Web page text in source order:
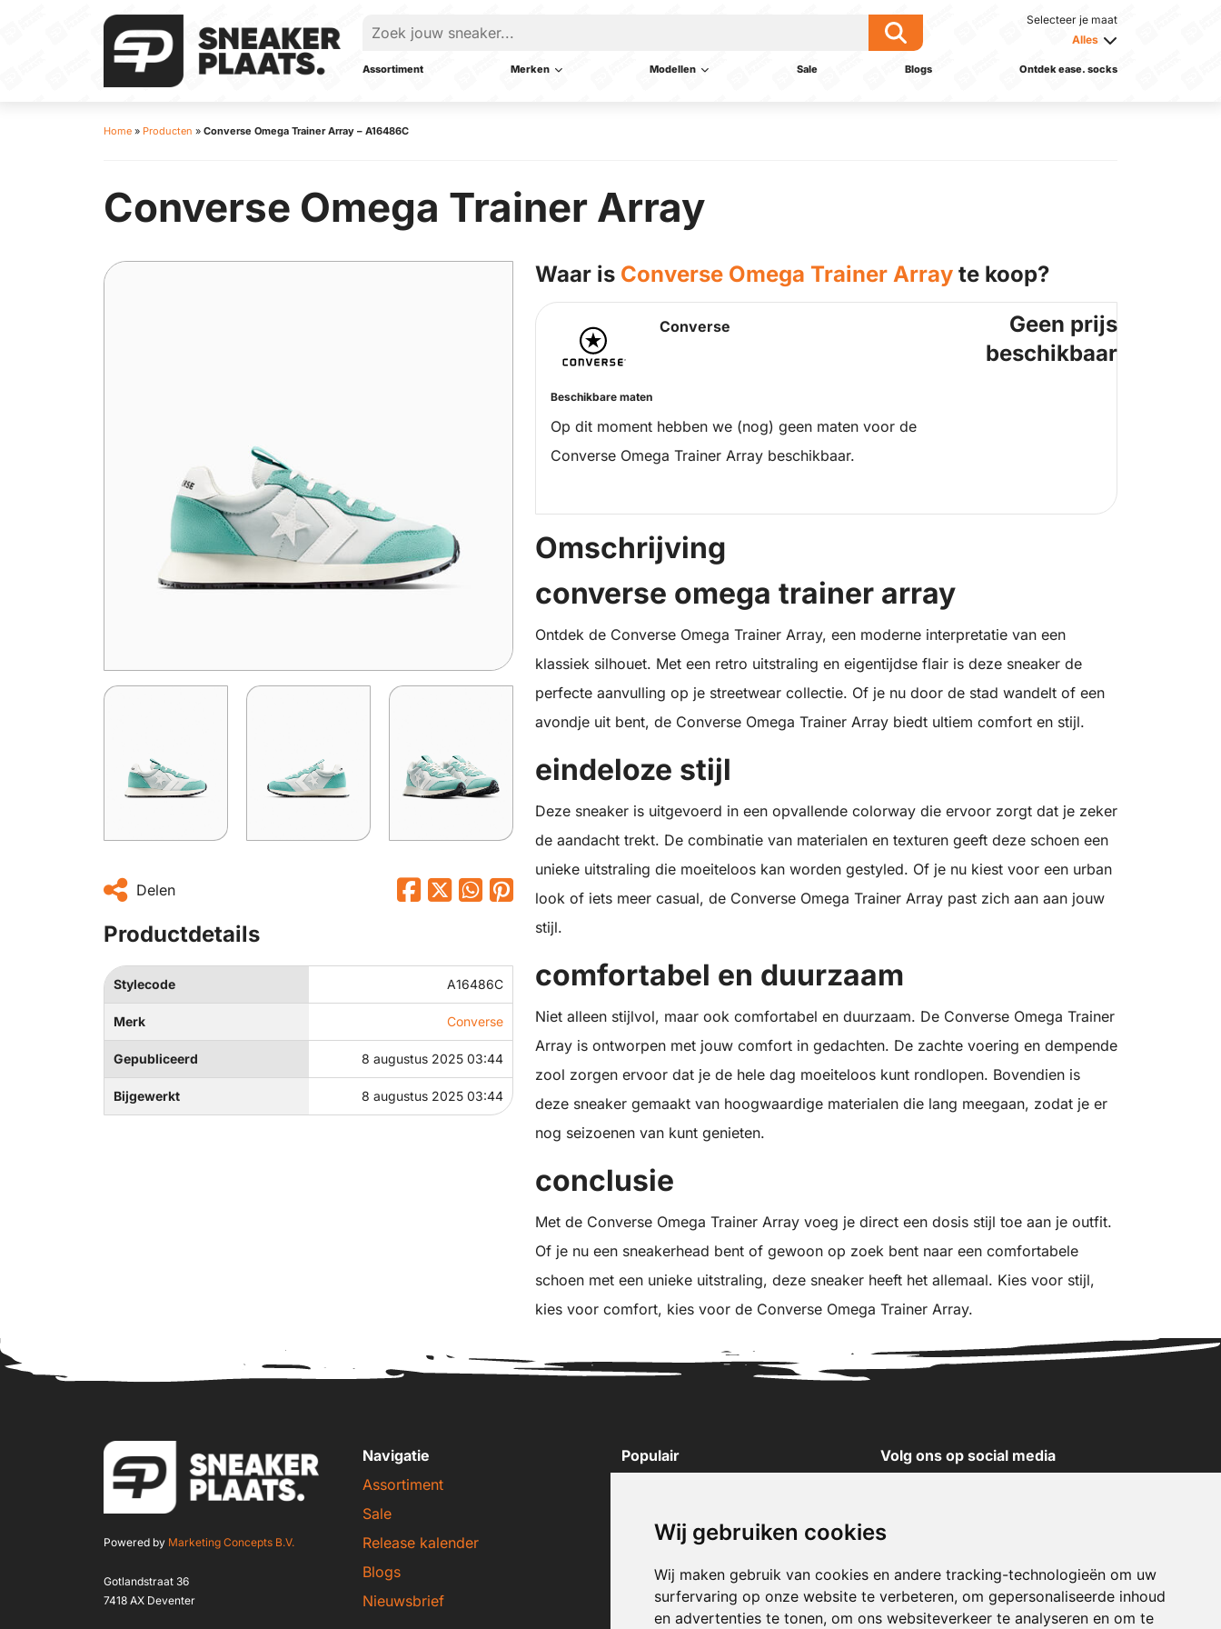
Wij gebruiken cookies
Wij maken gebruik van cookies en andere tracking-technologieën om uw
surfervaring op onze website te verbeteren, om gepersonaliseerde inhoud
en advertenties te tonen, om ons websiteverkeer te analyseren en om te
Selecteer je maat
Alles
Assortiment Merken Modellen Sale Blogs Ontdek ease. socks
Home » Producten » Converse Omega Trainer Array – A16486C
Converse Omega Trainer Array
Delen
Productdetails
Stylecode A16486C
Merk Converse
Gepubliceerd 8 augustus 2025 03:44
Bijgewerkt 8 augustus 2025 03:44
Waar is Converse Omega Trainer Array te koop?
Converse
Beschikbare maten
Op dit moment hebben we (nog) geen maten voor de
Converse Omega Trainer Array beschikbaar.
Geen prijs
beschikbaar
Omschrijving
converse omega trainer array
Ontdek de Converse Omega Trainer Array, een moderne interpretatie van een
klassiek silhouet. Met een retro uitstraling en eigentijdse flair is deze sneaker de
perfecte aanvulling op je streetwear collectie. Of je nu door de stad wandelt of een
avondje uit bent, de Converse Omega Trainer Array biedt ultiem comfort en stijl.
eindeloze stijl
Deze sneaker is uitgevoerd in een opvallende colorway die ervoor zorgt dat je zeker
de aandacht trekt. De combinatie van materialen en texturen geeft deze schoen een
unieke uitstraling die moeiteloos kan worden gestyled. Of je nu kiest voor een urban
look of iets meer casual, de Converse Omega Trainer Array past zich aan aan jouw
stijl.
comfortabel en duurzaam
Niet alleen stijlvol, maar ook comfortabel en duurzaam. De Converse Omega Trainer
Array is ontworpen met jouw comfort in gedachten. De zachte voering en dempende
zool zorgen ervoor dat je de hele dag moeiteloos kunt rondlopen. Bovendien is
deze sneaker gemaakt van hoogwaardige materialen die lang meegaan, zodat je er
nog seizoenen van kunt genieten.
conclusie
Met de Converse Omega Trainer Array voeg je direct een dosis stijl toe aan je outfit.
Of je nu een sneakerhead bent of gewoon op zoek bent naar een comfortabele
schoen met een unieke uitstraling, deze sneaker heeft het allemaal. Kies voor stijl,
kies voor comfort, kies voor de Converse Omega Trainer Array.
Powered by Marketing Concepts B.V.
Gotlandstraat 36
7418 AX Deventer
Navigatie
Assortiment
Sale
Release kalender
Blogs
Nieuwsbrief
Populair
New Balance sneakers
Puma sneakers
Converse sneakers
Volg ons op social media
X
Pinterest